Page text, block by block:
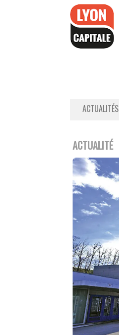
ACTUALITÉS
ACTUALITÉ